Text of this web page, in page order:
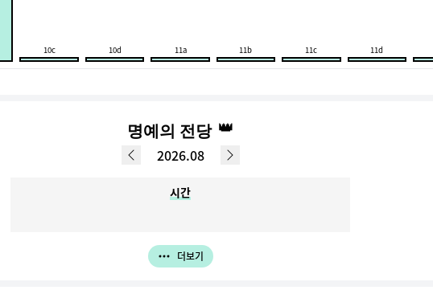
10c 10d 11a 11b 11c 11d
명예의 전당 👑
2026.08
시간
더보기